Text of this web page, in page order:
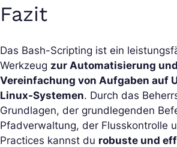
Fazit
Das Bash-Scripting ist ein
Werkzeug zur Automatisierung und
Vereinfachung von Aufgaben auf
Linux-Systemen. Durch das
Grundlagen, der grundlegenden
Pfadverwaltung, der Flusskontrolle
Practices kannst du robuste und